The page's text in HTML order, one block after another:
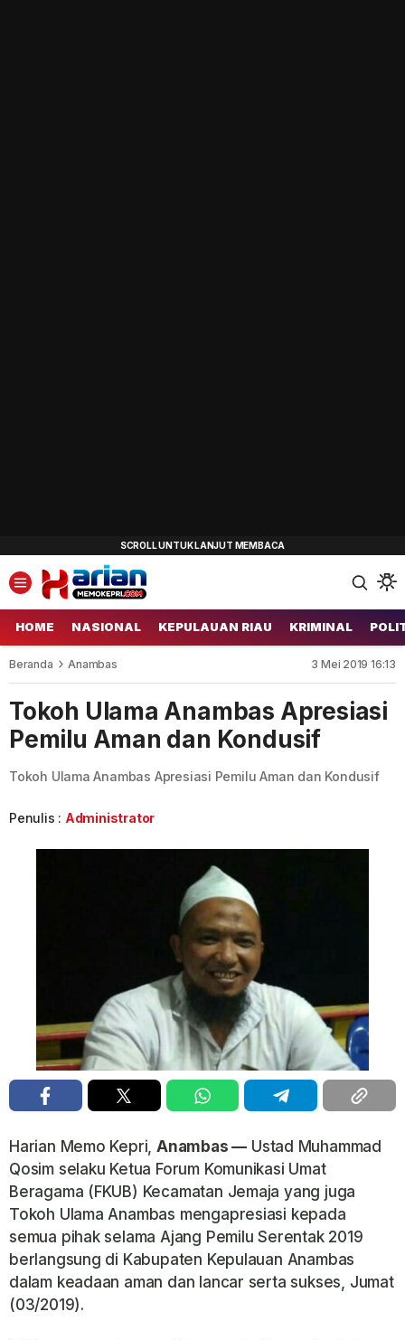
HOME NASIONAL KEPULAUAN RIAU KRIMINAL
Beranda Anambas 3 Mei 2019 16:13
Tokoh Ulama Anambas Apresiasi
Pemilu Aman dan Kondusif
Tokoh Ulama Anambas Apresiasi Pemilu Aman dan Kondusif
Penulis : Administrator
Harian Memo Kepri,Anambas — Ustad Muhammad
Qosim selaku Ketua Forum Komunikasi Umat
Beragama (FKUB) Kecamatan Jemaja yang juga
Tokoh Ulama Anambas mengapresiasi kepada
semua pihak selama Ajang Pemilu Serentak 2019
berlangsung di Kabupaten Kepulauan Anambas
dalam keadaan aman dan lancar serta sukses, Jumat
(03/2019).